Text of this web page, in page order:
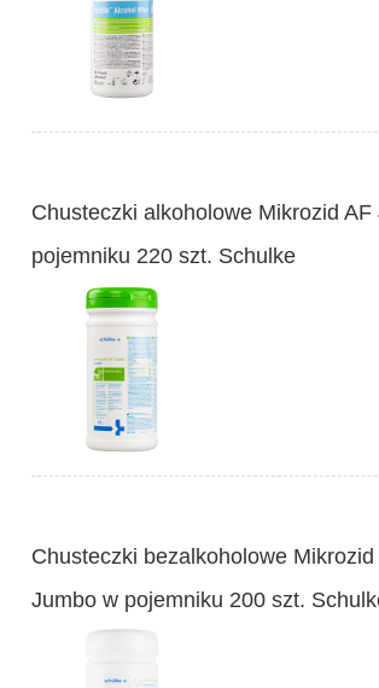
Chusteczki alkoholowe Mikrozid AF
pojemniku 220 szt. Schulke
Chusteczki bezalkoholowe
Jumbo w pojemniku 200 szt.